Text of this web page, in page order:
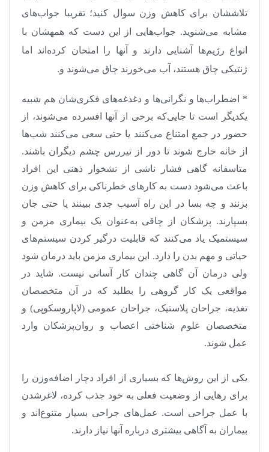
تلاششان برای کاهش وزن سوال کنید؛ تقریبا جواب‌های
مشابه می‌شنوید. جواب‌هایی از این دست که همه‎شان با
انواع رژیم‌ها آشنایی دارند و آنها را امتحان کرده‌اند اما
ژنتیکی چاق هستند، آب می‌خورند چاق می‌شوند و.
* اضطراب‌ها و نگرانی‌ها و دغدغه‌های فکری‌شان هم شبیه
یکدیگر است تا جایی‌که برخی از آنها افسرده می‌شوند، از
حضور در جمع امتناع می‌کنند یا حتی سعی می‌کنند شب‌ها
از خانه خارج شوند تا دور از تیررس چشم دیگران باشند.
متاسفانه گاهی فشار ناشی از نشخوار ذهنی این افراد
باعث می‌شود دست به کارهای خطرناکی برای کاهش وزن
بزنند و چه بسا در این راه آسیب جدی ببینند یا حتی جان
بسپارند. پزشکان از چاقی به‌عنوان یک بیماری مزمن و
سیستمیک یاد می‌کنند که قابلیت درگیر کردن سیستم‌های
حیاتی و مهم بدن را دارد. این بیماری مزمن باید درمان شود
ولی درمان آن گاهی چندان کار آسانی نیست. شاید در
مواقعی یک کار گروهی را بطلبد که در آن متخصصان
تغذیه، جراحان پلاستیک، جراحان عمومی (لاپاروسکوپی) و
متخصصان علوم شناختی اعصاب و روان‌پزشکان وارد
عمل شوند.
یکی از این روش‌ها که بسیاری از افراد دچار اضافه‌وزن را
برای رهایی از وضعیت فعلی به خود جذب کرده، لاغرشدن
با عمل جراحی است. عمل‌های جراحی بسیار متنوع‌اند و
بیماران به آگاهی بیشتری درباره آنها نیاز دارند.